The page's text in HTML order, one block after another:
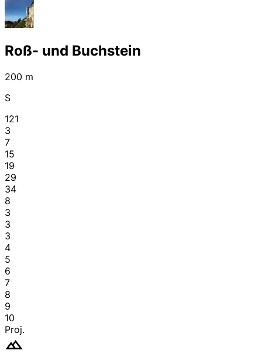
Roß- und Buchstein
200 m
S
121
3
7
15
19
29
34
8
3
3
3
4
5
6
7
8
9
10
Proj.